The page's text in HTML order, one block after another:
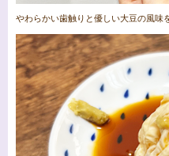
やわらかい歯触りと優しい大豆の風味